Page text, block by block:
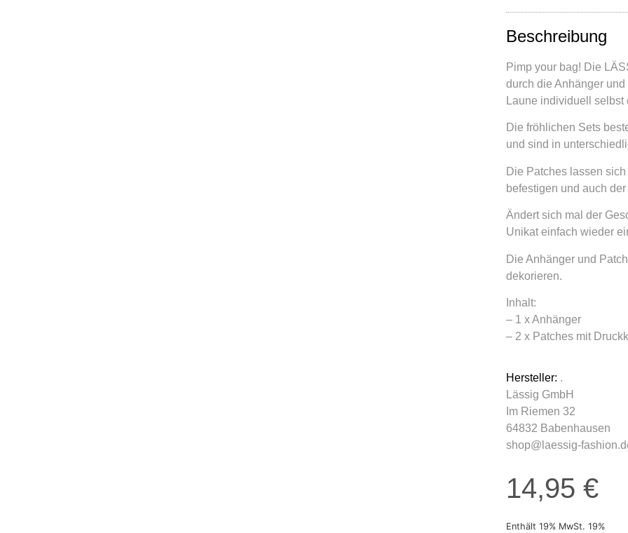
Beschreibung
Pimp your bag! Die
durch die Anhänger
Laune individuell selbst
Die fröhlichen Sets
und sind in
Die Patches lassen
befestigen und auch
Ändert sich mal der
Unikat einfach wieder
Die Anhänger und
dekorieren.
Inhalt:
– 1 x Anhänger
– 2 x Patches mit
Hersteller: .
Lässig GmbH
Im Riemen 32
64832 Babenhausen
shop@laessig-
14,95 €
Enthält 19% MwSt. 19%